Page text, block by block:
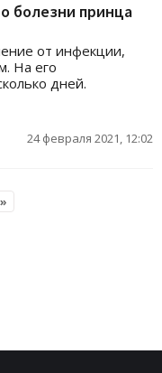
болезни принца
от инфекции,
На его
дней.
24 февраля 2021, 12:02
»